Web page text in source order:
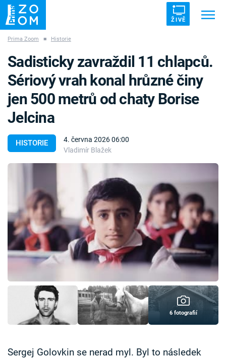
ŽIVĚ
ZÁHADY VETŘELCI DÁVNOVĚKU
Témata
Témata
Pořady
TV Program
Časopis
Sledujte prima+
Přihlášení
Prima Zoom ■ Historie
HISTORIE
4. června 2026 06:00
Vladimír Blažek
Sadisticky zavraždil 11 chlapců.
Sériový vrah konal hrůzné činy
jen 500 metrů od chaty Borise
Jelcina
6 fotografií
Sergej Golovkin se nerad myl. Byl to následek